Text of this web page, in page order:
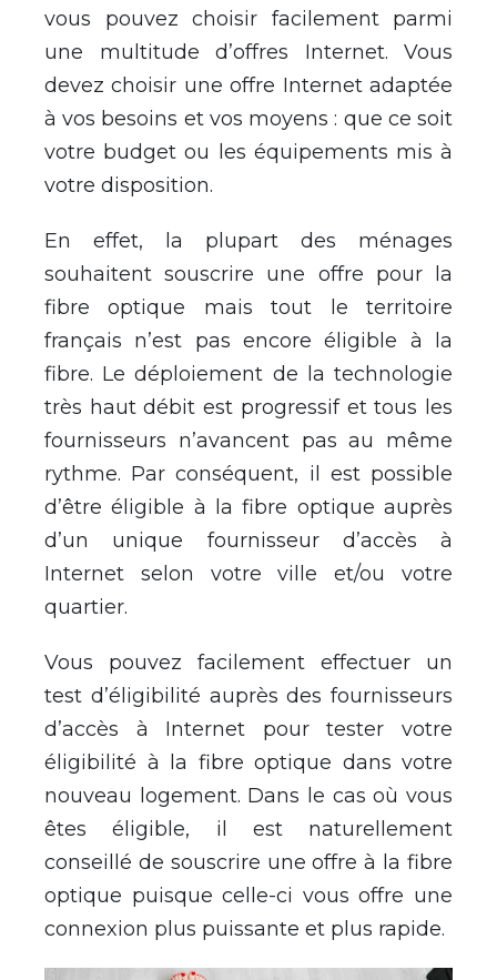
vous pouvez choisir facilement parmi
une multitude d’offres Internet. Vous
devez choisir une offre Internet adaptée
à vos besoins et vos moyens : que ce soit
votre budget ou les équipements mis à
votre disposition.
En effet, la plupart des ménages
souhaitent souscrire une offre pour la
fibre optique mais tout le territoire
français n’est pas encore éligible à la
fibre. Le déploiement de la technologie
très haut débit est progressif et tous les
fournisseurs n’avancent pas au même
rythme. Par conséquent, il est possible
d’être éligible à la fibre optique auprès
d’un unique fournisseur d’accès à
Internet selon votre ville et/ou votre
quartier.
Vous pouvez facilement effectuer un
test d’éligibilité auprès des fournisseurs
d’accès à Internet pour tester votre
éligibilité à la fibre optique dans votre
nouveau logement. Dans le cas où vous
êtes éligible, il est naturellement
conseillé de souscrire une offre à la fibre
optique puisque celle-ci vous offre une
connexion plus puissante et plus rapide.